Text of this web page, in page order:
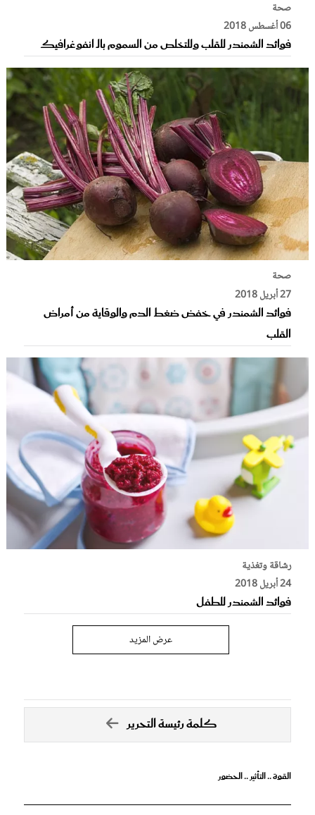
صحة
06 أغسطس 2018
فوائد الشمندر للقلب وللتخلص من السموم بالـ انفوغرافيك
صحة
27 أبريل 2018
فوائد الشمندر في خفض ضغط الدم والوقاية من أمراض
القلب
رشاقة وتغذية
24 أبريل 2018
فوائد الشمندر للطفل
عرض المزيد
كلمة رئيسة التحرير
القوة .. التأثير .. الحضور